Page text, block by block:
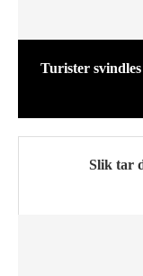
Turister
Slik tar